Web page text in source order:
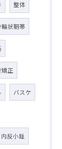
整体
状靭帯
正
バスケ
内反小趾